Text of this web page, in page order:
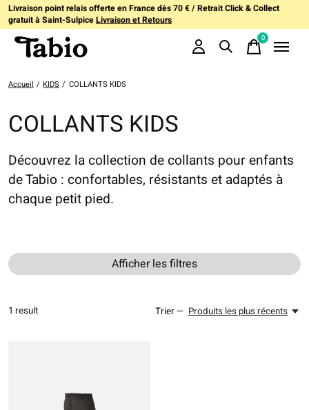
Livraison point relais offerte en France dès 70 € / Retrait Click & Collect
gratuit à Saint-SulpiceLivraison et Retours
0items
Accueil / KIDS / COLLANTS KIDS
COLLANTS KIDS
Découvrez la collection de collants pour enfants
de Tabio : confortables, résistants et adaptés à
chaque petit pied.
Afficher les filtres
1 result Trier — Produits les plus récents